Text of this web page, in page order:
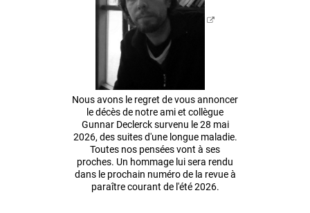
Nous avons le regret de vous annoncer
le décès de notre ami et collègue
Gunnar Declerck survenu le 28 mai
2026, des suites d'une longue maladie.
Toutes nos pensées vont à ses
proches. Un hommage lui sera rendu
dans le prochain numéro de la revue à
paraître courant de l'été 2026.